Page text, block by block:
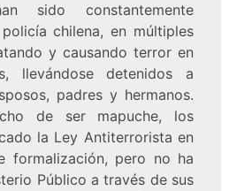
sido constantemente
chilena, en múltiples
y causando terror en
llevándose detenidos a
padres y hermanos.
de ser mapuche, los
la Ley Antiterrorista en
formalización, pero no ha
Público a través de sus